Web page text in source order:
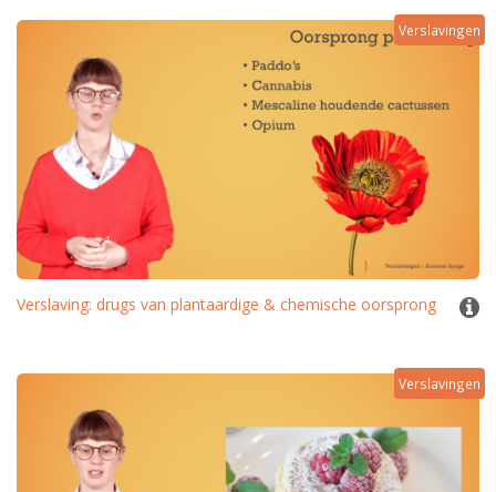
Verslavingen
Verslaving: drugs van plantaardige & chemische oorsprong
Verslavingen